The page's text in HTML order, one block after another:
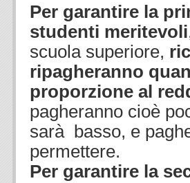
Per garantire la
studenti meritevoli
scuola superiore,
ripagheranno
proporzione al
pagheranno cioè
sarà basso, e
permettere.
Per garantire la